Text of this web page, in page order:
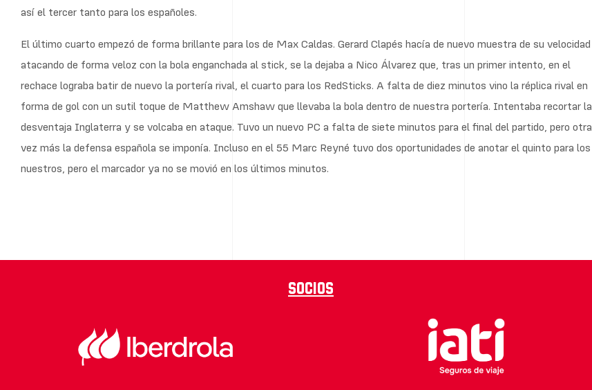
así el tercer tanto para los españoles.
El último cuarto empezó de forma brillante para los de Max Caldas. Gerard Clapés hacía de nuevo muestra de su velocidad
atacando de forma veloz con la bola enganchada al stick, se la dejaba a Nico Álvarez que, tras un primer intento, en el
rechace lograba batir de nuevo la portería rival, el cuarto para los RedSticks. A falta de diez minutos vino la réplica rival en
forma de gol con un sutil toque de Matthew Amshaw que llevaba la bola dentro de nuestra portería. Intentaba recortar la
desventaja Inglaterra y se volcaba en ataque. Tuvo un nuevo PC a falta de siete minutos para el final del partido, pero otra
vez más la defensa española se imponía. Incluso en el 55 Marc Reyné tuvo dos oportunidades de anotar el quinto para los
nuestros, pero el marcador ya no se movió en los últimos minutos.
Socios